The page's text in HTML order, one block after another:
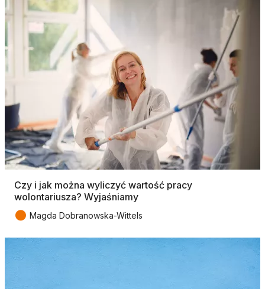
Czy i jak można wyliczyć wartość pracy
wolontariusza? Wyjaśniamy
● Magda Dobranowska-Wittels